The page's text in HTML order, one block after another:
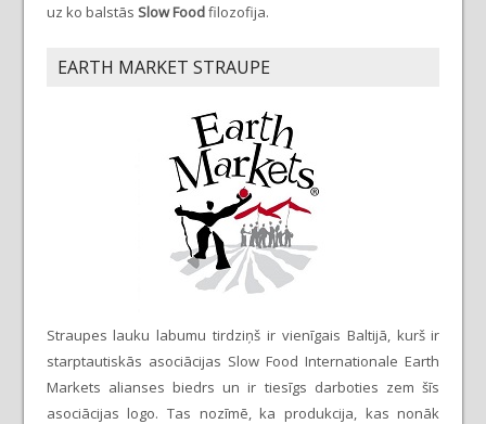
uz ko balstās Slow Foodfilozofija.
EARTH MARKET STRAUPE
Straupes lauku labumu tirdziņš ir vienīgais Baltijā, kurš ir
starptautiskās asociācijas Slow Food Internationale Earth
Markets alianses biedrs un ir tiesīgs darboties zem šīs
asociācijas logo. Tas nozīmē, ka produkcija, kas nonāk